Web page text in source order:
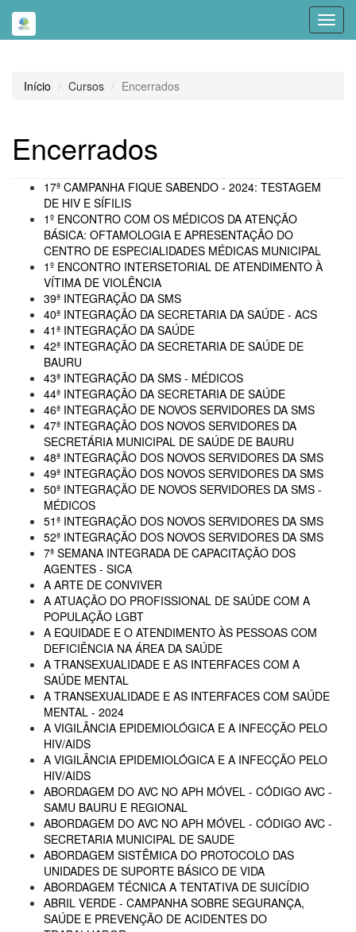
Início Cursos Encerrados
Encerrados
17ª CAMPANHA FIQUE SABENDO - 2024: TESTAGEM
DE HIV E SÍFILIS
1º ENCONTRO COM OS MÉDICOS DA ATENÇÃO
BÁSICA: OFTAMOLOGIA E APRESENTAÇÃO DO
CENTRO DE ESPECIALIDADES MÉDICAS MUNICIPAL
1º ENCONTRO INTERSETORIAL DE ATENDIMENTO À
VÍTIMA DE VIOLÊNCIA
39ª INTEGRAÇÃO DA SMS
40ª INTEGRAÇÃO DA SECRETARIA DA SAÚDE - ACS
41ª INTEGRAÇÃO DA SAÚDE
42ª INTEGRAÇÃO DA SECRETARIA DE SAÚDE DE
BAURU
43ª INTEGRAÇÃO DA SMS - MÉDICOS
44ª INTEGRAÇÃO DA SECRETARIA DE SAÚDE
46ª INTEGRAÇÃO DE NOVOS SERVIDORES DA SMS
47ª INTEGRAÇÃO DOS NOVOS SERVIDORES DA
SECRETÁRIA MUNICIPAL DE SAÚDE DE BAURU
48ª INTEGRAÇÃO DOS NOVOS SERVIDORES DA SMS
49ª INTEGRAÇÃO DOS NOVOS SERVIDORES DA SMS
50ª INTEGRAÇÃO DE NOVOS SERVIDORES DA SMS -
MÉDICOS
51ª INTEGRAÇÃO DOS NOVOS SERVIDORES DA SMS
52ª INTEGRAÇÃO DOS NOVOS SERVIDORES DA SMS
7ª SEMANA INTEGRADA DE CAPACITAÇÃO DOS
AGENTES - SICA
A ARTE DE CONVIVER
A ATUAÇÃO DO PROFISSIONAL DE SAÚDE COM A
POPULAÇÃO LGBT
A EQUIDADE E O ATENDIMENTO ÀS PESSOAS COM
DEFICIÊNCIA NA ÁREA DA SAÚDE
A TRANSEXUALIDADE E AS INTERFACES COM A
SAÚDE MENTAL
A TRANSEXUALIDADE E AS INTERFACES COM SAÚDE
MENTAL - 2024
A VIGILÂNCIA EPIDEMIOLÓGICA E A INFECÇÃO PELO
HIV/AIDS
A VIGILÂNCIA EPIDEMIOLÓGICA E A INFECÇÃO PELO
HIV/AIDS
ABORDAGEM DO AVC NO APH MÓVEL - CÓDIGO AVC -
SAMU BAURU E REGIONAL
ABORDAGEM DO AVC NO APH MÓVEL - CÓDIGO AVC -
SECRETARIA MUNICIPAL DE SAUDE
ABORDAGEM SISTÊMICA DO PROTOCOLO DAS
UNIDADES DE SUPORTE BÁSICO DE VIDA
ABORDAGEM TÉCNICA A TENTATIVA DE SUICÍDIO
ABRIL VERDE - CAMPANHA SOBRE SEGURANÇA,
SAÚDE E PREVENÇÃO DE ACIDENTES DO